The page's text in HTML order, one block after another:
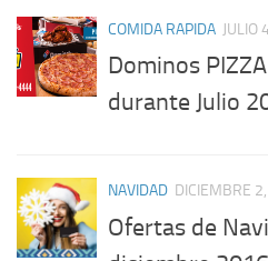
COMIDA RAPIDA JULIO
Dominos
durante Julio
NAVIDAD DICIEMBRE
Ofertas de